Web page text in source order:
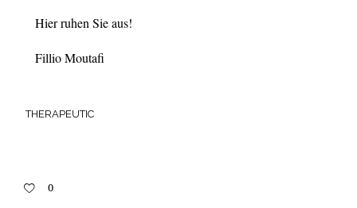
Hier ruhen Sie aus!
Fillio Moutafi
THERAPEUTIC
0